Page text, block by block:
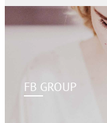
FB GROUP